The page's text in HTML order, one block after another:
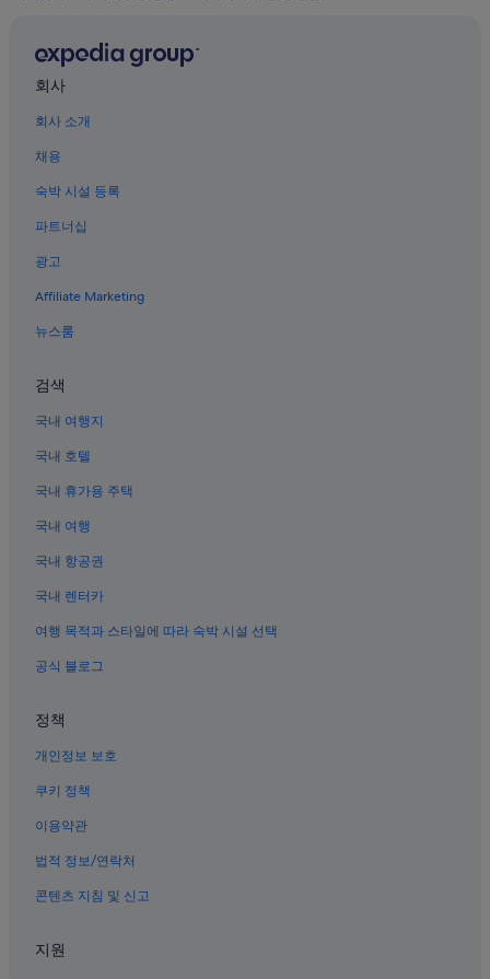
진호우 쇼핑 몰 근처 호텔
웨이하이의 아침 식사 제공 호텔
웨이하이의 인/여관
스다오 치산 관광지 근처 호텔
치산 법화사 근처 호텔
웨이하이의 4성급 호텔
웨이하이의 골프 호텔
룽청 시 호텔
웨이하이의 반려동물 동반 가능 호텔
웨이하이 근처 호텔
룽청 시의 3성급 호텔
원덩 구 호텔
웨이하이의 WiFi 제공 호텔
웨이하이의 3성급 호텔
웨이하이의 부티크 호텔
웨이하이의 아파트식 호텔
웨이하이의 리조트
회사
회사 소개
채용
숙박 시설 등록
파트너십
광고
Affiliate Marketing
뉴스룸
검색
국내 여행지
국내 호텔
국내 휴가용 주택
국내 여행
국내 항공권
국내 렌터카
여행 목적과 스타일에 따라 숙박 시설 선택
공식 블로그
정책
개인정보 보호
쿠키 정책
이용약관
법적 정보/연락처
콘텐츠 지침 및 신고
지원